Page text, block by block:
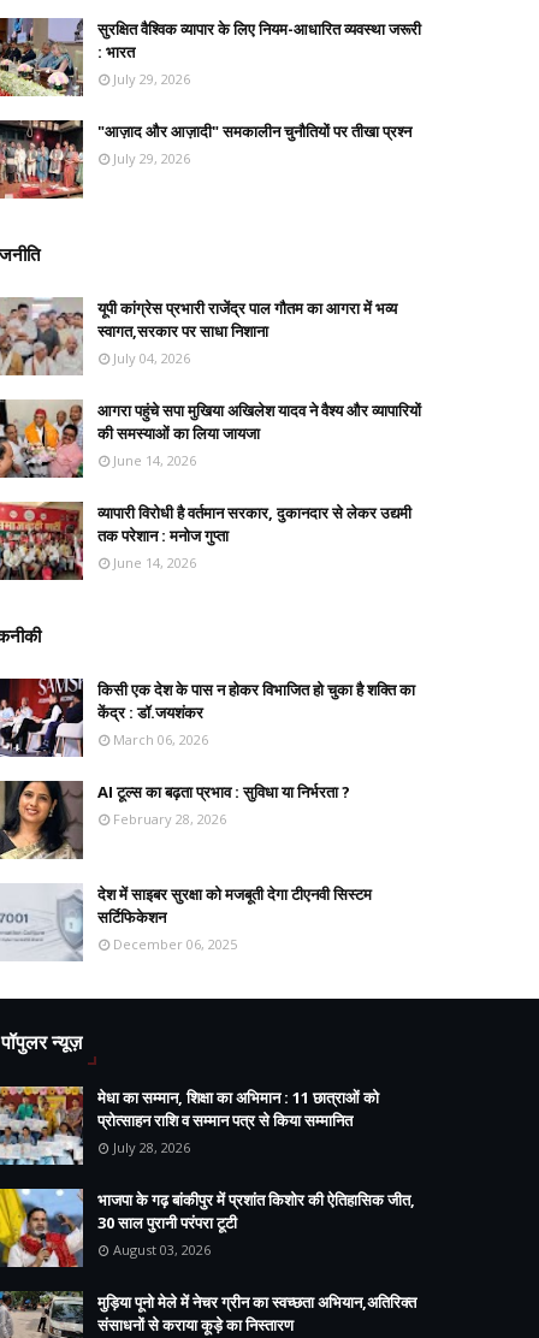
सुरक्षित वैश्विक व्यापार के लिए नियम-आधारित व्यवस्था जरूरी
: भारत
July 29, 2026
"आज़ाद और आज़ादी" समकालीन चुनौतियों पर तीखा प्रश्न
July 29, 2026
यूपी कांग्रेस प्रभारी राजेंद्र पाल गौतम का आगरा में भव्य
स्वागत,सरकार पर साधा निशाना
July 04, 2026
आगरा पहुंचे सपा मुखिया अखिलेश यादव ने वैश्य और व्यापारियों
की समस्याओं का लिया जायजा
June 14, 2026
व्यापारी विरोधी है वर्तमान सरकार, दुकानदार से लेकर उद्यमी
तक परेशान : मनोज गुप्ता
June 14, 2026
किसी एक देश के पास न होकर विभाजित हो चुका है शक्ति का
केंद्र : डॉ.जयशंकर
March 06, 2026
AI टूल्स का बढ़ता प्रभाव : सुविधा या निर्भरता ?
February 28, 2026
देश में साइबर सुरक्षा को मजबूती देगा टीएनवी सिस्टम
सर्टिफिकेशन
December 06, 2025
पॉपुलर न्यूज़
मेधा का सम्मान, शिक्षा का अभिमान : 11 छात्राओं को
प्रोत्साहन राशि व सम्मान पत्र से किया सम्मानित
July 28, 2026
भाजपा के गढ़ बांकीपुर में प्रशांत किशोर की ऐतिहासिक जीत,
30 साल पुरानी परंपरा टूटी
August 03, 2026
मुड़िया पूनो मेले में नेचर ग्रीन का स्वच्छता अभियान,अतिरिक्त
संसाधनों से कराया कूड़े का निस्तारण